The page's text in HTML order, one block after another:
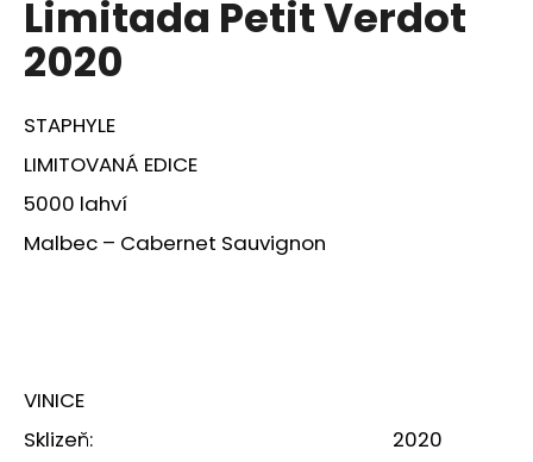
Limitada Petit Verdot
2020
STAPHYLE
LIMITOVANÁ EDICE
5000 lahví
Malbec – Cabernet Sauvignon
VINICE
Sklizeň: 2020
a
j
t
?
o
p